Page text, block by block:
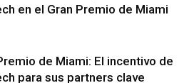
en el Gran Premio de Miami
de Miami: El incentivo de
para sus partners clave